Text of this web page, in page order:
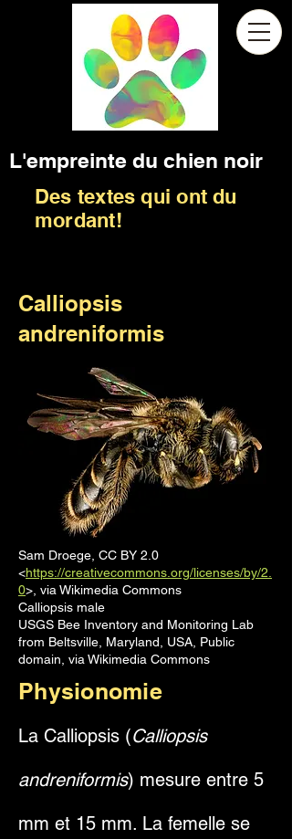
L'empreinte du chien noir
Des textes qui ont du
mordant!
Calliopsis
andreniformis
Sam Droege, CC BY 2.0
<https://creativecommons.org/licenses/by/2.
0>, via Wikimedia Commons
Calliopsis male
USGS Bee Inventory and Monitoring Lab
from Beltsville, Maryland, USA, Public
domain, via Wikimedia Commons
Physionomie
La Calliopsis (Calliopsis
andreniformis) mesure entre 5
mm et 15 mm. La femelle se